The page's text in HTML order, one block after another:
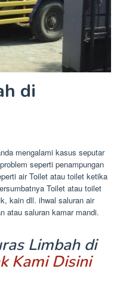
di
mengalami kasus seputar
seperti penampungan
air Toilet atau toilet ketika
Toilet atau toilet
kain dll. ihwal saluran air
atau saluran kamar mandi.
Limbah di
Kami Disini